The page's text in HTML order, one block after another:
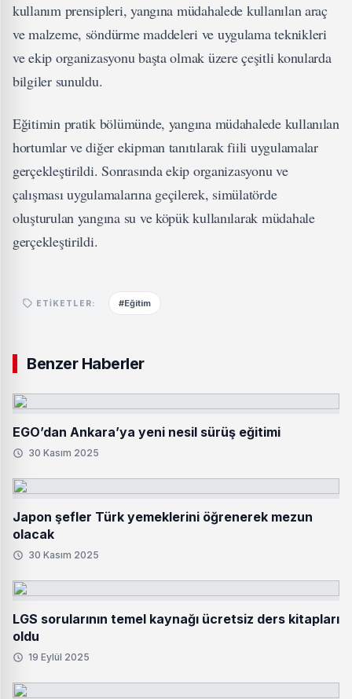
kullanım prensipleri, yangına müdahalede kullanılan araç
ve malzeme, söndürme maddeleri ve uygulama teknikleri
ve ekip organizasyonu başta olmak üzere çeşitli konularda
bilgiler sunuldu.
Eğitimin pratik bölümünde, yangına müdahalede kullanılan
hortumlar ve diğer ekipman tanıtılarak fiili uygulamalar
gerçekleştirildi. Sonrasında ekip organizasyonu ve
çalışması uygulamalarına geçilerek, simülatörde
oluşturulan yangına su ve köpük kullanılarak müdahale
gerçekleştirildi.
ETIKETLER: #Eğitim
Benzer Haberler
EGO’dan Ankara’ya yeni nesil sürüş eğitimi
30 Kasım 2025
Japon şefler Türk yemeklerini öğrenerek mezun
olacak
30 Kasım 2025
LGS sorularının temel kaynağı ücretsiz ders kitapları
oldu
19 Eylül 2025